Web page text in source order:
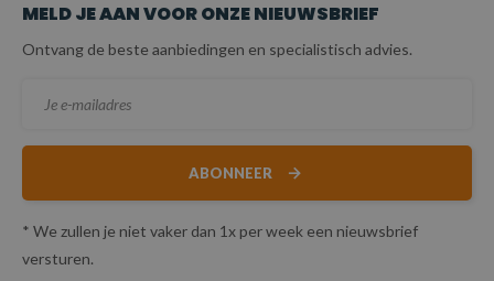
MELD JE AAN VOOR ONZE NIEUWSBRIEF
Ontvang de beste aanbiedingen en specialistisch advies.
ABONNEER
* We zullen je niet vaker dan 1x per week een nieuwsbrief
versturen.